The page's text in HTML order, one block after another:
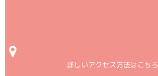
詳しいアクセス方法はこちら